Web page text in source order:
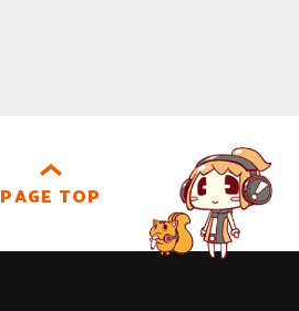
PAGE TOP